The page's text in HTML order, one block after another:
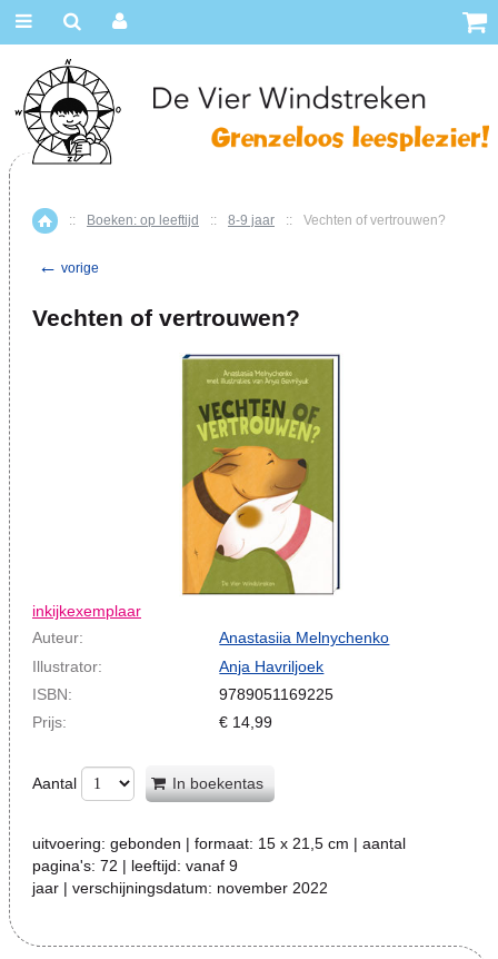
Home
:: Boeken: op leeftijd :: 8-9 jaar :: Vechten of vertrouwen?
← vorige
Vechten of vertrouwen?
inkijkexemplaar
Auteur:
Anastasiia Melnychenko
Illustrator:
Anja Havriljoek
ISBN:
9789051169225
Prijs:
€ 14,99
Aantal In boekentas
uitvoering: gebonden | formaat: 15 x 21,5 cm | aantal
pagina's: 72 | leeftijd: vanaf 9
jaar | verschijningsdatum: november 2022